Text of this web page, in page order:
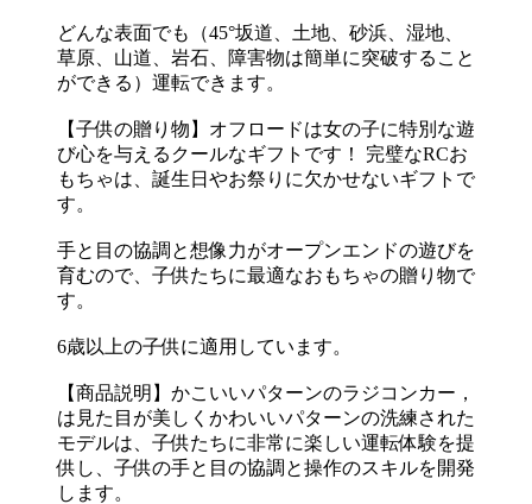
どんな表面でも（45°坂道、土地、砂浜、湿地、
草原、山道、岩石、障害物は簡単に突破すること
ができる）運転できます。
【子供の贈り物】オフロードは女の子に特別な遊
び心を与えるクールなギフトです！ 完璧なRCお
もちゃは、誕生日やお祭りに欠かせないギフトで
す。
手と目の協調と想像力がオープンエンドの遊びを
育むので、子供たちに最適なおもちゃの贈り物で
す。
6歳以上の子供に適用しています。
【商品説明】かこいいパターンのラジコンカー，
は見た目が美しくかわいいパターンの洗練された
モデルは、子供たちに非常に楽しい運転体験を提
供し、子供の手と目の協調と操作のスキルを開発
します。